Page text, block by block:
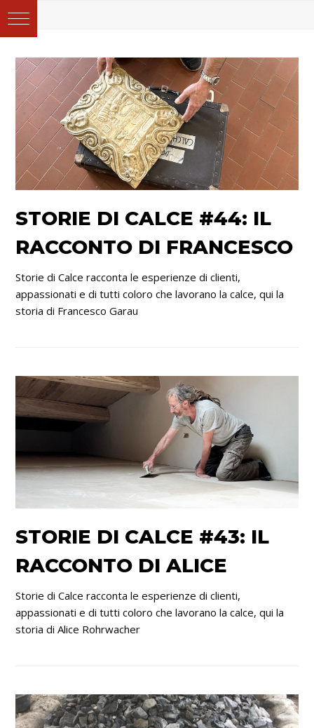
STORIE DI CALCE #44: IL
RACCONTO DI FRANCESCO
Storie di Calce racconta le esperienze di clienti,
appassionati e di tutti coloro che lavorano la calce, qui la
storia di Francesco Garau
STORIE DI CALCE #43: IL
RACCONTO DI ALICE
Storie di Calce racconta le esperienze di clienti,
appassionati e di tutti coloro che lavorano la calce, qui la
storia di Alice Rohrwacher